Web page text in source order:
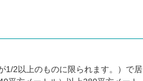
1/2以上のものに限られます。）で居